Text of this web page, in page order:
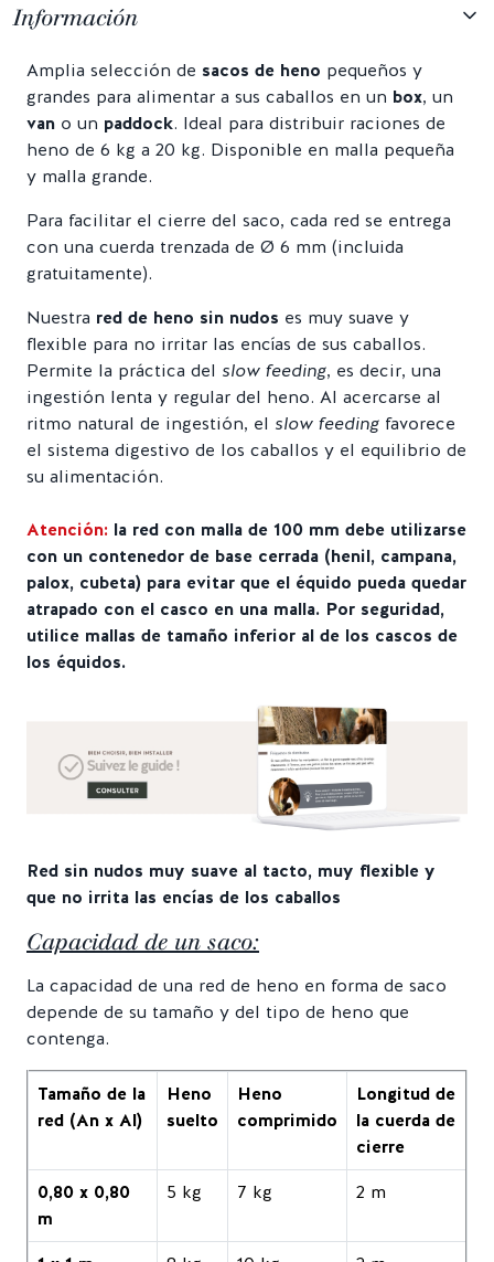
Información
Amplia selección de sacos de heno pequeños y
grandes para alimentar a sus caballos en un box, un
van o un paddock. Ideal para distribuir raciones de
heno de 6 kg a 20 kg. Disponible en malla pequeña
y malla grande.
Para facilitar el cierre del saco, cada red se entrega
con una cuerda trenzada de Ø 6 mm (incluida
gratuitamente).
Nuestra red de heno sin nudos es muy suave y
flexible para no irritar las encías de sus caballos.
Permite la práctica del slow feeding, es decir, una
ingestión lenta y regular del heno. Al acercarse al
ritmo natural de ingestión, el slow feeding favorece
el sistema digestivo de los caballos y el equilibrio de
su alimentación.
Atención: la red con malla de 100 mm debe utilizarse
con un contenedor de base cerrada (henil, campana,
palox, cubeta) para evitar que el équido pueda quedar
atrapado con el casco en una malla. Por seguridad,
utilice mallas de tamaño inferior al de los cascos de
los équidos.
Red sin nudos muy suave al tacto, muy flexible y
que no irrita las encías de los caballos
Capacidad de un saco:
La capacidad de una red de heno en forma de saco
depende de su tamaño y del tipo de heno que
contenga.
Tamaño de la
red (An x Al)
Heno
suelto
Heno
comprimido
Longitud de
la cuerda de
cierre
0,80 x 0,80
m
5 kg 7 kg 2 m